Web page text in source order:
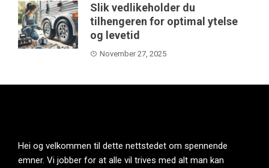
Slik vedlikeholder du
tilhengeren for optimal ytelse
og levetid
November 27, 2025
Hei og velkommen til dette nettstedet om spennende
emner. Vi jobber for at alle vil trives med alt man kan